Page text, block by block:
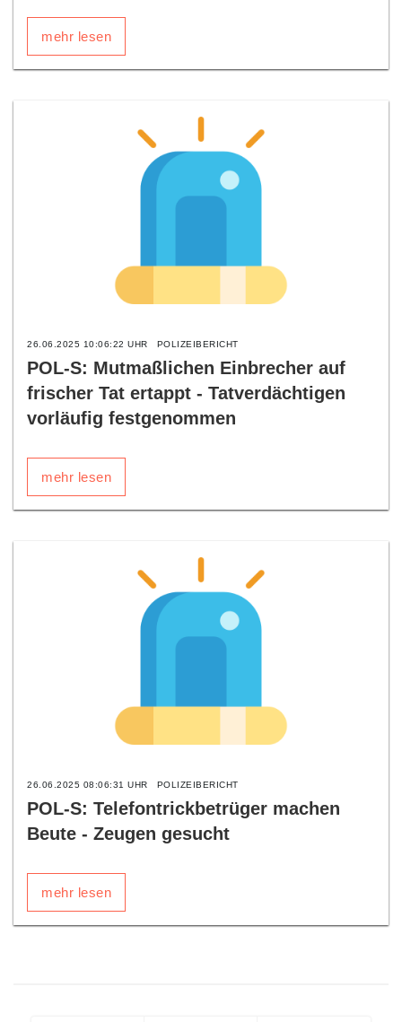
mehr lesen
26.06.2025 10:06:22 UHR POLIZEIBERICHT
POL-S: Mutmaßlichen Einbrecher auf
frischer Tat ertappt - Tatverdächtigen
vorläufig festgenommen
mehr lesen
26.06.2025 08:06:31 UHR POLIZEIBERICHT
POL-S: Telefontrickbetrüger machen
Beute - Zeugen gesucht
mehr lesen